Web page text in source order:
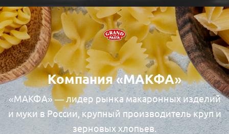
Компания «МАКФА»
«МАКФА» — лидер рынка макаронных изделий
и муки в России, крупный производитель круп и
зерновых хлопьев.